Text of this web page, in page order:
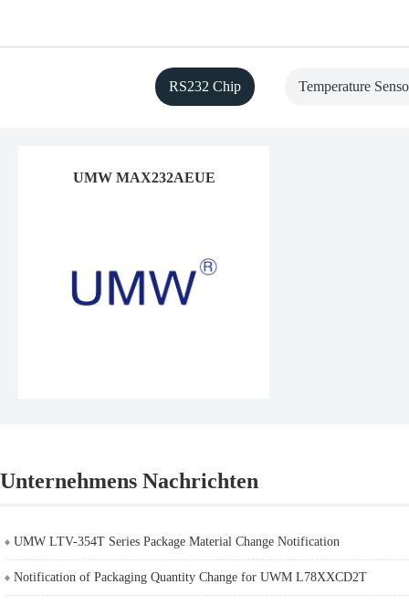
RS232 Chip Temperature
UMW MAX232AEUE
Unternehmens Nachrichten
UMW LTV-354T Series Package Material Change Notification
Notification of Packaging Quantity Change for UWM L78XXCD2T